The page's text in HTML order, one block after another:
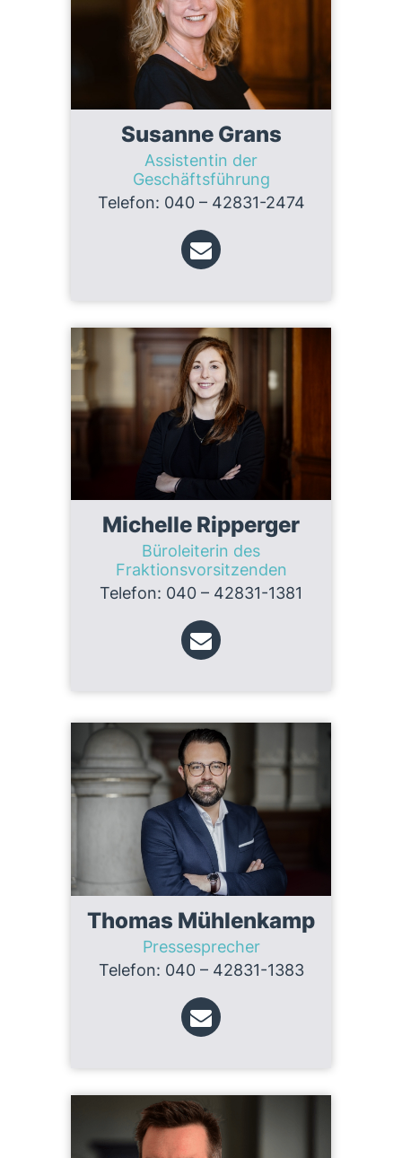
Susanne Grans
Assistentin der
Geschäftsführung
Telefon: 040 – 42831-2474
Michelle Ripperger
Büroleiterin des
Fraktionsvorsitzenden
Telefon: 040 – 42831-1381
Thomas Mühlenkamp
Pressesprecher
Telefon: 040 – 42831-1383